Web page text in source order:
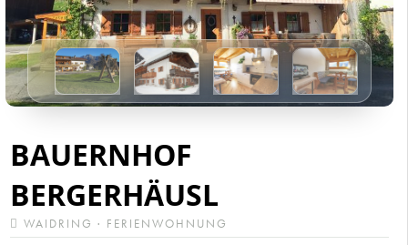
BAUERNHOF
BERGERHÄUSL
WAIDRING · FERIENWOHNUNG